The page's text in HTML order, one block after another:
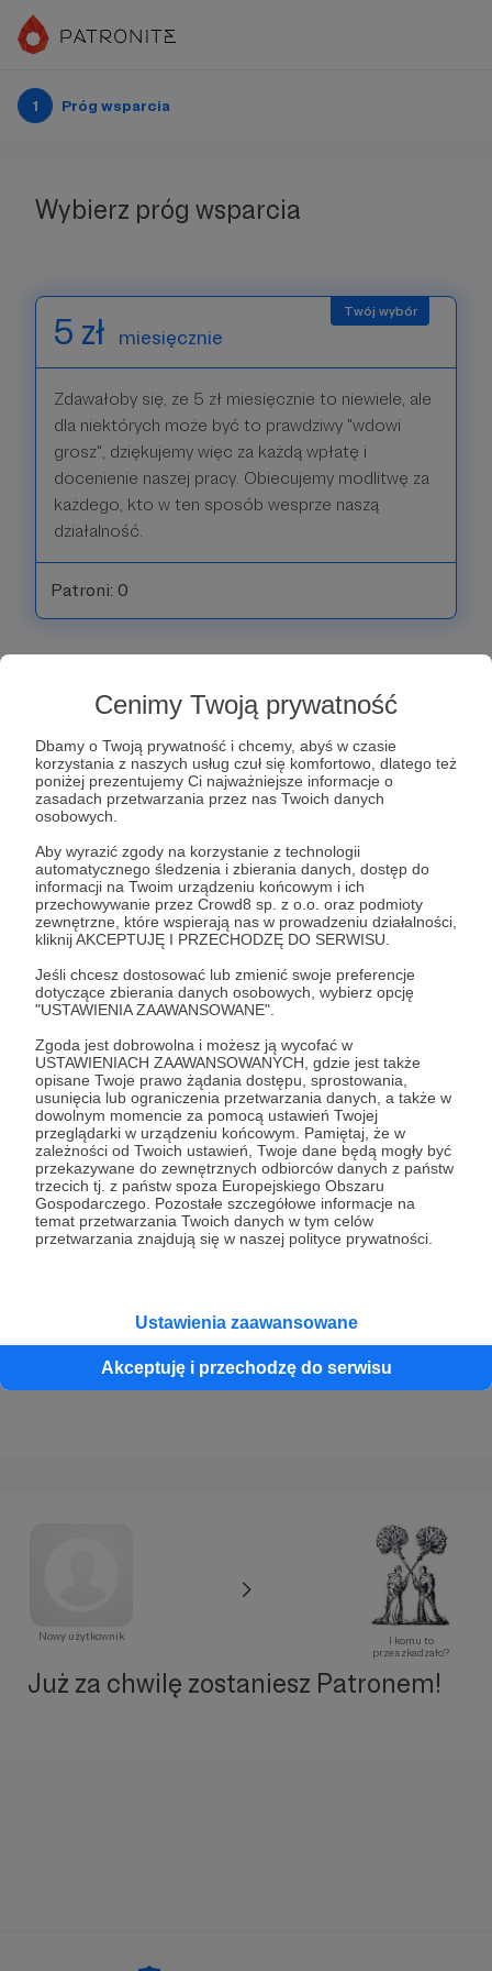
Cenimy Twoją prywatność
Dbamy o Twoją prywatność i chcemy, abyś w czasie
korzystania z naszych usług czuł się komfortowo, dlatego też
poniżej prezentujemy Ci najważniejsze informacje o
zasadach przetwarzania przez nas Twoich danych
osobowych.
Aby wyrazić zgody na korzystanie z technologii
automatycznego śledzenia i zbierania danych, dostęp do
informacji na Twoim urządzeniu końcowym i ich
przechowywanie przez Crowd8 sp. z o.o. oraz podmioty
zewnętrzne, które wspierają nas w prowadzeniu działalności,
kliknij AKCEPTUJĘ I PRZECHODZĘ DO SERWISU.
Jeśli chcesz dostosować lub zmienić swoje preferencje
dotyczące zbierania danych osobowych, wybierz opcję
"USTAWIENIA ZAAWANSOWANE".
Zgoda jest dobrowolna i możesz ją wycofać w
USTAWIENIACH ZAAWANSOWANYCH, gdzie jest także
opisane Twoje prawo żądania dostępu, sprostowania,
usunięcia lub ograniczenia przetwarzania danych, a także w
dowolnym momencie za pomocą ustawień Twojej
przeglądarki w urządzeniu końcowym. Pamiętaj, że w
zależności od Twoich ustawień, Twoje dane będą mogły być
przekazywane do zewnętrznych odbiorców danych z państw
trzecich tj. z państw spoza Europejskiego Obszaru
Gospodarczego. Pozostałe szczegółowe informacje na
temat przetwarzania Twoich danych w tym celów
przetwarzania znajdują się w naszej polityce prywatności.
Ustawienia zaawansowane
Akceptuję i przechodzę do serwisu
1 Próg wsparcia
Wybierz próg wsparcia
5 zł miesięcznie
Zdawałoby się, że 5 zł miesięcznie to niewiele, ale
dla niektórych może być to prawdziwy "wdowi
grosz", dziękujemy więc za każdą wpłatę i
docenienie naszej pracy. Obiecujemy modlitwę za
każdego, kto w ten sposób wesprze naszą
działalność.
Patroni: 0
10 zł miesięcznie
Bóg zapłać! 10 zł to niby tylko jedno piwo w pubie,
ale tym bardziej będzie nam miło, jeśli ktoś
zrezygnuje z niego, aby wesprzeć IKTP ;) Patronów
modlitwą, ale też raz na kwartał zamówimy za nich
Mszę Świętą - oczywiście po staremu :)
Patroni: 2
20 zł miesięcznie
Dodajemy ten próg z pewną dozą niepewności, bo
nawet nie wiemy, czy znajdą się osoby chętne, aby
20 zł miesięcznie przeznaczyć na wsparcie naszej
działalności, ale może akurat komuś zbywa lub po
prostu ktoś nas bardzo lubi :) Poza modlitwą i
mszą pojawi się tutaj jakaś dodatkowa nagroda,
Patroni: 2
Nowy użytkownik
I komu to
przeszkadzało?
Już za chwilę zostaniesz Patronem!